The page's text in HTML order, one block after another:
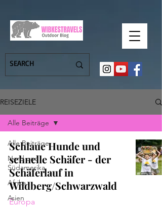
REISEZIELE
Alle Beiträge
Nord und
Südamerika
Afrika
Asien
Alle Beiträge
Schlaue Hunde und
schnelle Schäfer - der
Schäferlauf in
Wildberg/Schwarzwald
Europa